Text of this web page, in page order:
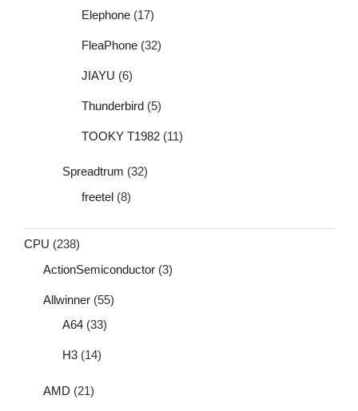
Elephone (17)
FleaPhone (32)
JIAYU (6)
Thunderbird (5)
TOOKY T1982 (11)
Spreadtrum (32)
freetel (8)
CPU (238)
ActionSemiconductor (3)
Allwinner (55)
A64 (33)
H3 (14)
AMD (21)